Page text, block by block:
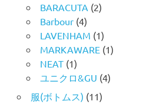
BARACUTA (2)
Barbour(4)
LAVENHAM (1)
MARKAWARE(1)
NEAT(1)
ユニクロ&GU (4)
服(ボトムス) (11)